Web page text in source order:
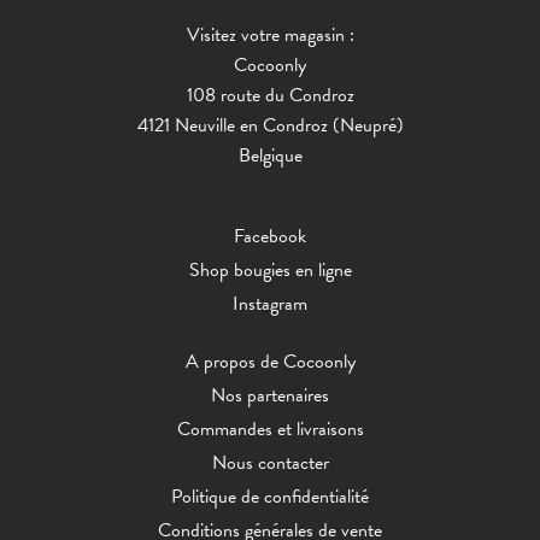
Visitez votre magasin :
Cocoonly
108 route du Condroz
4121 Neuville en Condroz (Neupré)
Belgique
Facebook
Shop bougies en ligne
Instagram
A propos de Cocoonly
Nos partenaires
Commandes et livraisons
Nous contacter
Politique de confidentialité
Conditions générales de vente